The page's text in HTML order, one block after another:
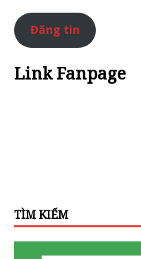
Đăng tin
Link Fanpage
TÌM KIẾM